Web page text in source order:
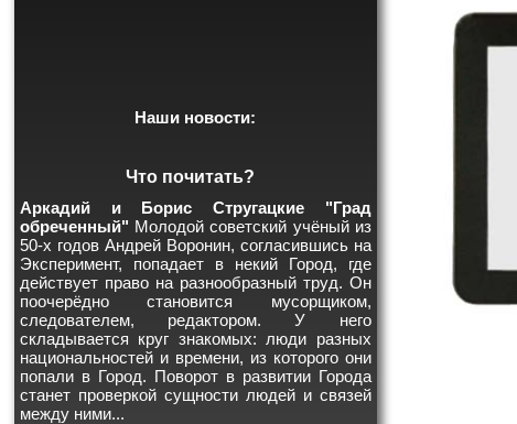
Наши новости:
Что почитать?
Аркадий и Борис Стругацкие "Град
обреченный" Молодой советский учёный из
50-х годов Андрей Воронин, согласившись на
Эксперимент, попадает в некий Город, где
действует право на разнообразный труд. Он
поочерёдно становится мусорщиком,
следователем, редактором. У него
складывается круг знакомых: люди разных
национальностей и времени, из которого они
попали в Город. Поворот в развитии Города
станет проверкой сущности людей и связей
между ними...